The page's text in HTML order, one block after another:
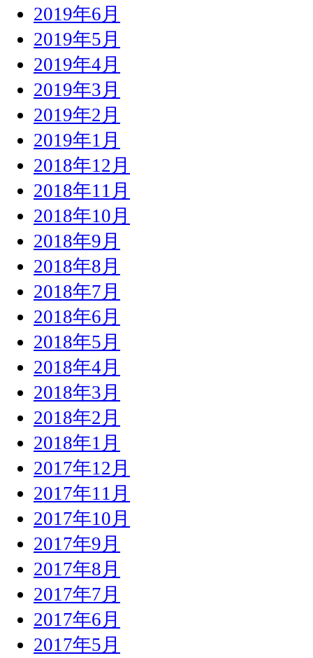
2019年6月
2019年5月
2019年4月
2019年3月
2019年2月
2019年1月
2018年12月
2018年11月
2018年10月
2018年9月
2018年8月
2018年7月
2018年6月
2018年5月
2018年4月
2018年3月
2018年2月
2018年1月
2017年12月
2017年11月
2017年10月
2017年9月
2017年8月
2017年7月
2017年6月
2017年5月